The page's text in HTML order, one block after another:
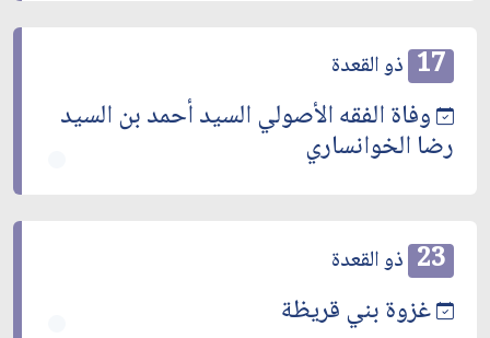
17 ذو القعدة
وفاة الفقه الأصولي السيد أحمد بن السيد
رضا الخوانساري
23 ذو القعدة
غزوة بني قريظة